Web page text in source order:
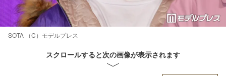
SOTA （C）モデルプレス
スクロールすると次の画像が表示されます